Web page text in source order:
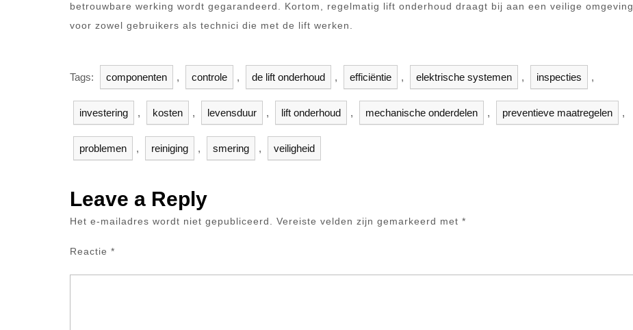
betrouwbare werking wordt gegarandeerd. Kortom, regelmatig lift onderhoud draagt bij aan een veilige omgeving
voor zowel gebruikers als technici die met de lift werken.
Tags: componenten , controle , de lift onderhoud , efficiëntie , elektrische systemen , inspecties ,
investering , kosten , levensduur , lift onderhoud , mechanische onderdelen , preventieve maatregelen ,
problemen , reiniging , smering , veiligheid
Leave a Reply
Het e-mailadres wordt niet gepubliceerd. Vereiste velden zijn gemarkeerd met *
Reactie *